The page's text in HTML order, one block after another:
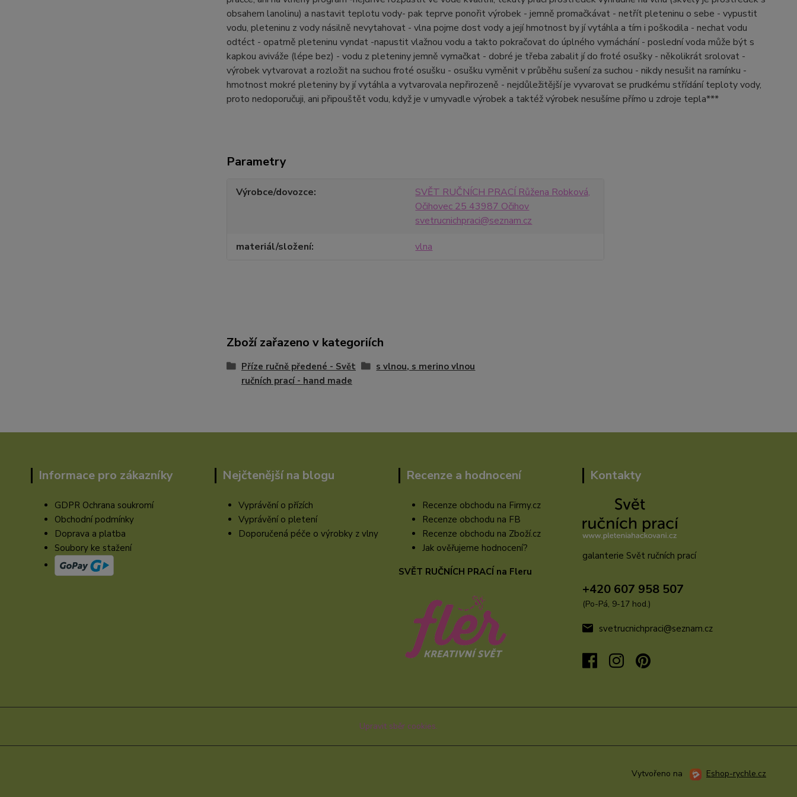
obsahem lanolinu) a nastavit teplotu vody- pak teprve ponořit výrobek - jemně promačkávat - netřít pleteninu o sebe - vypustit
vodu, pleteninu z vody násilně nevytahovat - vlna pojme dost vody a její hmotnost by jí vytáhla a tím i poškodila - nechat vodu
odtéct - opatrně pleteninu vyndat -napustit vlažnou vodu a takto pokračovat do úplného vymáchání - poslední voda může být s
kapkou aviváže (lépe bez) - vodu z pleteniny jemně vymačkat - dobré je třeba zabalit jí do froté osušky - několikrát srolovat -
výrobek vytvarovat a rozložit na suchou froté osušku - osušku vyměnit v průběhu sušení za suchou - nikdy nesušit na ramínku -
hmotnost mokré pleteniny by jí vytáhla a vytvarovala nepřirozeně - nejdůležitější je vyvarovat se prudkému střídání teploty vody,
proto nedoporučuji, ani připouštět vodu, když je v umyvadle výrobek a taktéž výrobek nesušíme přímo u zdroje tepla***
Parametry
Výrobce/dovozce
SVĚT RUČNÍCH PRACÍ Růžena Robková,
Očihovec 25 43987 Očihov
svetrucnichpraci@seznam.cz
materiál/složení
vlna
Zboží zařazeno v kategoriích
Příze ručně předené - Svět
ručních prací - hand made
s vlnou, s merino vlnou
Informace pro zákazníky
GDPR Ochrana soukromí
Obchodní podmínky
Doprava a platba
Soubory ke stažení
Nejčtenější na blogu
Vyprávění o přízích
Vyprávění o pletení
Doporučená péče o výrobky z vlny
Recenze a hodnocení
Recenze obchodu na Firmy.cz
Recenze obchodu na FB
Recenze obchodu na Zboží.cz
Jak ověřujeme hodnocení?
SVĚT RUČNÍCH PRACÍ na Fleru
Kontakty
galanterie Svět ručních prací
+420 607 958 507
(Po-Pá, 9-17 hod.)
svetrucnichpraci@seznam.cz
Upravit sběr cookies.
Vytvořeno na Eshop-rychle.cz